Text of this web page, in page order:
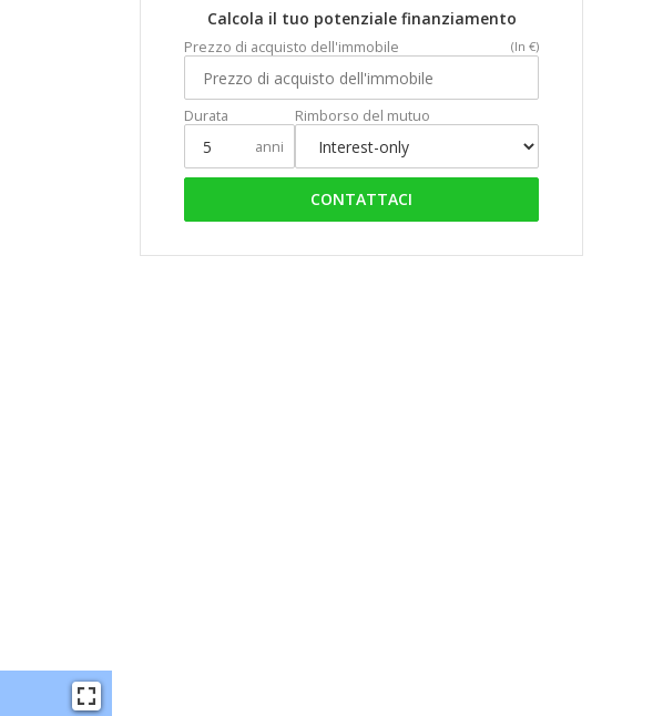
Calcola il tuo potenziale finanziamento
Prezzo di acquisto dell'immobile (In €)
Durata
anni
Rimborso del mutuo
CONTATTACI